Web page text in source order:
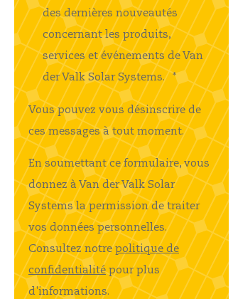
des dernières nouveautés
concernant les produits,
services et événements de Van
der Valk Solar Systems. *
Vous pouvez vous désinscrire de
ces messages à tout moment.
En soumettant ce formulaire, vous
donnez à Van der Valk Solar
Systems la permission de traiter
vos données personnelles.
Consultez notrepolitique de
confidentialitépour plus
d'informations.